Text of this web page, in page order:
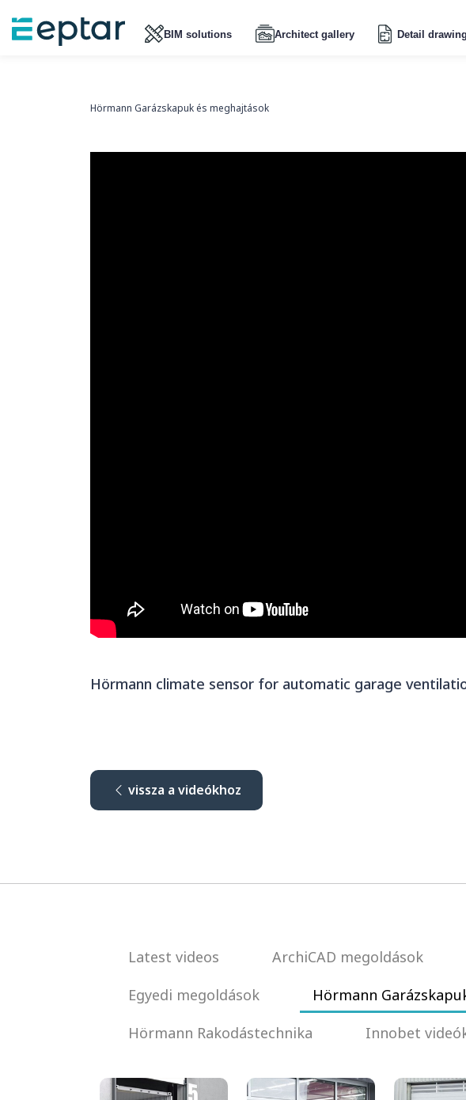
BIM solutions Architect gallery Detail
Hörmann Garázskapuk és meghajtások
Hörmann climate sensor for automatic garage
vissza a videókhoz
Latest videos ArchiCAD megoldások
Egyedi megoldások
Hörmann
Hörmann Rakodástechnika
Innobet